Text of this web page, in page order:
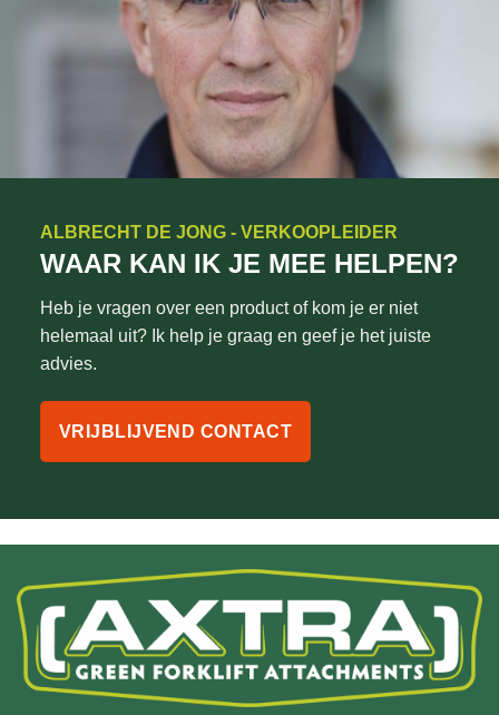
ALBRECHT DE JONG - VERKOOPLEIDER
WAAR KAN IK JE MEE HELPEN?
Heb je vragen over een product of kom je er niet
helemaal uit? Ik help je graag en geef je het juiste
advies.
VRIJBLIJVEND CONTACT